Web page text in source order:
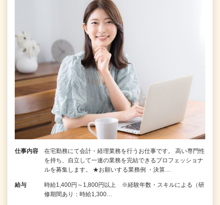
仕事内容
在宅勤務にて会計・経理業務を行うお仕事です。 高い専門性
を持ち、自立して一連の業務を完結できるプロフェッショナ
ルを募集します。 ★お願いする業務例 ・決算…
給与
時給1,400円～1,800円以上 ※経験年数・スキルによる（研
修期間あり：時給1,300…